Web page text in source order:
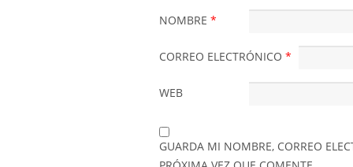
NOMBRE*
CORREO ELECTRÓNICO*
WEB
GUARDA MI NOMBRE, CORREO